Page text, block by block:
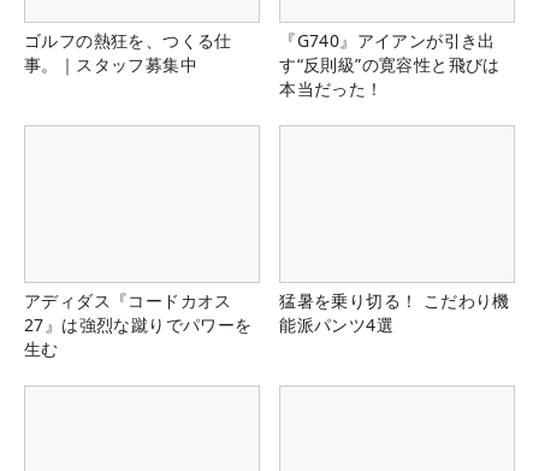
ゴルフの熱狂を、つくる仕
事。｜スタッフ募集中
『G740』アイアンが引き出
す“反則級”の寛容性と飛びは
本当だった！
アディダス『コードカオス
27』は強烈な蹴りでパワーを
生む
猛暑を乗り切る！ こだわり機
能派パンツ4選